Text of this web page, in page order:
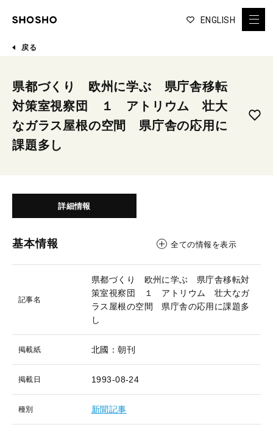
ENGLISH
戻る
県都づくり 欧州に学ぶ 県庁舎移転
対策室視察団 １ アトリウム 壮大
なガラス屋根の空間 県庁舎の応用に
課題多し
詳細情報
基本情報 全ての情報を表示
記事名
県都づくり 欧州に学ぶ 県庁舎移転対
策室視察団 １ アトリウム 壮大なガ
ラス屋根の空間 県庁舎の応用に課題多
し
掲載紙 北國：朝刊
掲載日 1993-08-24
種別 新聞記事